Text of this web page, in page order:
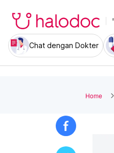
Chat dengan Dokter
Home